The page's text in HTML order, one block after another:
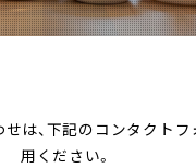
は、下記のコンタクト
用ください。